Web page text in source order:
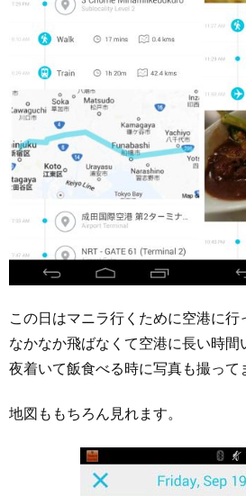
この日はマニラ行くために空港に
なかなか飛ばなくて空港に長い時間
夜着いて飯食べる時に写真も撮って
地図ももちろん見れます。